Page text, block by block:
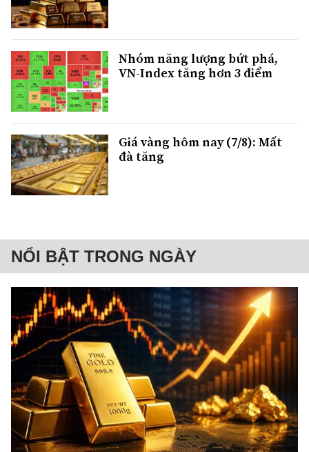
Nhóm năng lượng bứt phá,
VN-Index tăng hơn 3 điểm
Giá vàng hôm nay (7/8): Mất
đà tăng
NỔI BẬT TRONG NGÀY